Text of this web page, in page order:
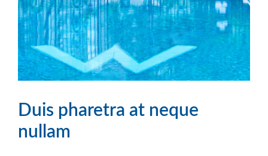
Duis pharetra at neque
nullam